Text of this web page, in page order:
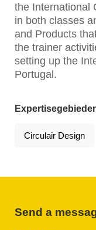
the International
in both classes
and Products
the trainer
setting up the
Portugal.
Circulair Design
Send a